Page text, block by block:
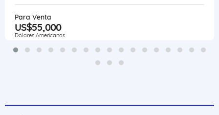
Para Venta
US$55,000
Dólares Americanos